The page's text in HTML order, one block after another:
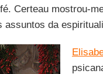
Certeau mostrou-
assuntos da